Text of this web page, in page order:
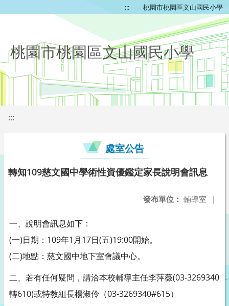
::: 桃園市桃園區文山國民小學
桃園市桃園區文山國民小學
:::
處室公告
轉知109慈文國中學術性資優鑑定家長說明會訊息
發布單位： 輔導室 |
一、說明會訊息如下：
(一)日期：109年1月17日(五)19:00開始。
(二)地點：慈文國中地下室會議中心。
二、若有任何疑問，請洽本校輔導主任李萍薇(03-3269340
轉610)或特教組長楊淑伶（03-3269340#615）